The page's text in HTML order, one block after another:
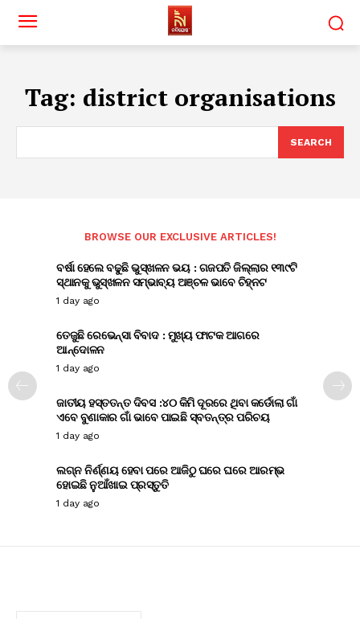
Tag: district organisations
SEARCH
BROWSE OUR EXCLUSIVE ARTICLES!
ବର୍ଷା ହେଲେ ବଢୁଛି ଭୁସ୍ଖଳନ ଭୟ : ଗଜପତି ଜିଲ୍ଲାର ୧୩୯ଟି
ସ୍ଥାନକୁ ଭୁସ୍ଖଳନ ସମ୍ଭାବ୍ୟ ଅଞ୍ଚଳ ଭାବେ ଚିହ୍ନଟ
1 day ago
ତେଜୁଛି ରେଭେନ୍ସା ବିବାଦ : ମୁଖ୍ୟ ଫାଟକ ଆଗରେ
ଆନ୍ଦୋଳନ
1 day ago
ଜାତୀୟ ହସ୍ତତନ୍ତ ଦିବସ :୪୦ କିମି ଦୂରରେ ଥିବା କର୍ଡୋଲା ଗାଁ
ଏବେ ବୁଣାକାର ଗାଁ ଭାବେ ପାଇଛି ସ୍ବତନ୍ତ୍ର ପରିଚୟ
1 day ago
ଲଗ୍ନ ନିର୍ଣ୍ଣୟ ହେବା ପରେ ଆଜିଠୁ ଘରେ ଘରେ ଆରମ୍ଭ
ହୋଇଛି ନୁଆଁଖାଇ ପ୍ରସ୍ତୁତି
1 day ago